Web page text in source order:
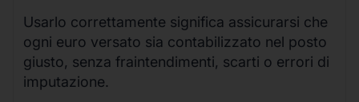
Usarlo correttamente significa assicurarsi che
ogni euro versato sia contabilizzato nel posto
giusto, senza fraintendimenti, scarti o errori di
imputazione.